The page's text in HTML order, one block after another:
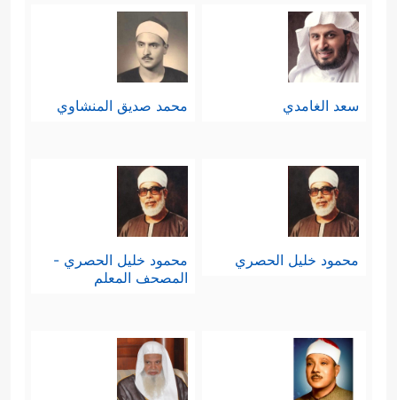
سعد الغامدي محمد صديق المنشاوي
محمود خليل الحصري
محمود خليل الحصري -
المصحف المعلم